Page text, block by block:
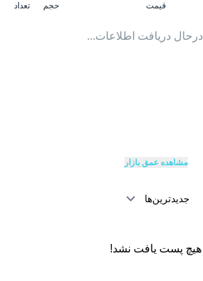
قیمت حجم تعداد
درحال دریافت اطلاعات...
مشاهده عمق بازار
جدیدترین‌ها
هیچ پست یافت نشد!